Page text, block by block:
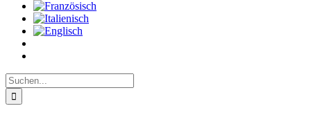
Suche
nach: